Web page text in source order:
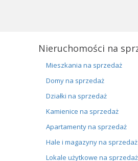
Nieruchomości na
Mieszkania na sprzedaż
Domy na sprzedaż
Działki na sprzedaż
Kamienice na sprzedaż
Apartamenty na sprzedaż
Hale i magazyny na sprzedaż
Lokale użytkowe na sprzedaż